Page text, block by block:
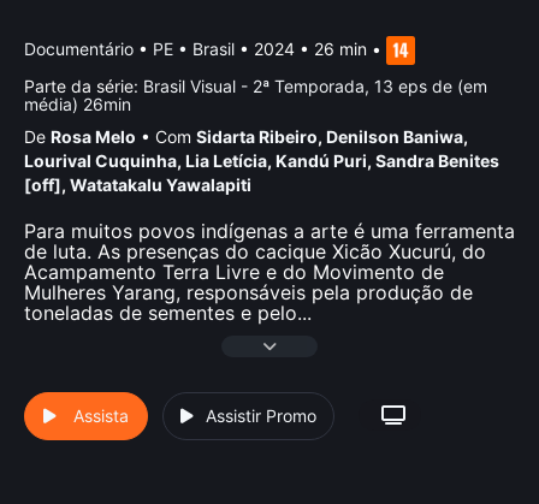
Documentário • PE • Brasil • 2024 • 26 min •
Parte da série: Brasil Visual - 2ª Temporada, 13 eps de (em
média) 26min
De Rosa Melo • Com Sidarta Ribeiro, Denilson Baniwa,
Lourival Cuquinha, Lia Letí­cia, Kandú Puri, Sandra Benites
[off], Watatakalu Yawalapiti
Para muitos povos indígenas a arte é uma ferramenta
de luta. As presenças do cacique Xicão Xucurú, do
Acampamento Terra Livre e do Movimento de
Mulheres Yarang, responsáveis pela produção de
toneladas de sementes e pelo...
Assista Assistir Promo